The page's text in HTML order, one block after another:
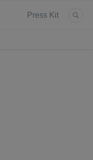
Press Kit